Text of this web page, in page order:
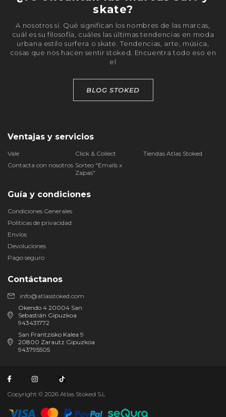
Contáctanos
info@atlasstoked.com
Okendo 4 20004 San
Sebastián Gipuzkoa
943431772
San Frantzisko Kalea 9
20800 Zarautz Gipuzkoa
943795505
Ventajas y servicios
Vale Click & Collect
Tiendas Atlas Stoked
Contacta con nosotros Sorteo "Emails x
Zapas"
Guía y condiciones
Condiciones Generales
Politicas de privacidad
Envíos
Devoluciones
Pago seguro
skate?
A nosotros sí. Qué significan los nombres de las marcas,
cuál es su filosofía, cuáles las últimas tendencias en moda
urbana estilo surfera o skate. Tendencias, arte, música,
cosas que nos hacen sentir stoked. Encuentra todo eso en
el
BLOG STOKED
Copyright © 2026 Atlas Stoked S.L